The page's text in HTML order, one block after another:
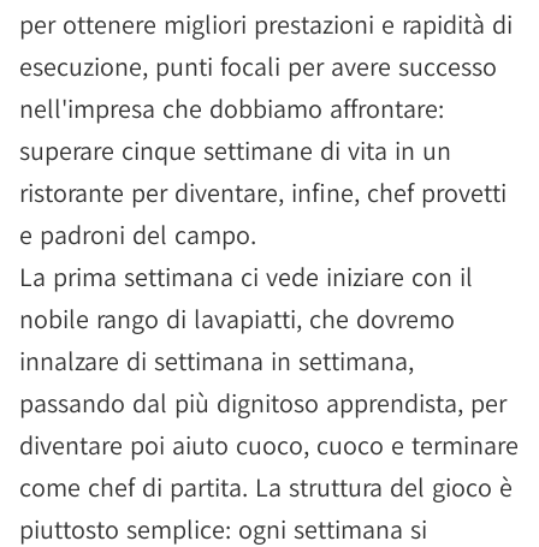
per ottenere migliori prestazioni e rapidità di
esecuzione, punti focali per avere successo
nell'impresa che dobbiamo affrontare:
superare cinque settimane di vita in un
ristorante per diventare, infine, chef provetti
e padroni del campo.
La prima settimana ci vede iniziare con il
nobile rango di lavapiatti, che dovremo
innalzare di settimana in settimana,
passando dal più dignitoso apprendista, per
diventare poi aiuto cuoco, cuoco e terminare
come chef di partita. La struttura del gioco è
piuttosto semplice: ogni settimana si